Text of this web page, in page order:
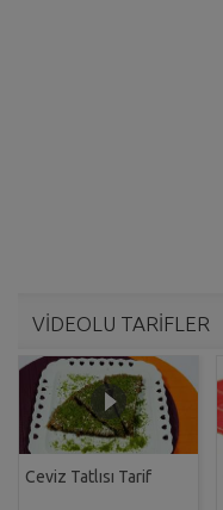
VİDEOLU TARİFLER
Ceviz Tatlısı Tarif